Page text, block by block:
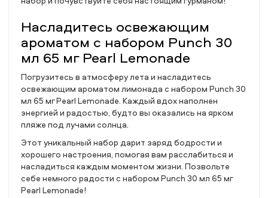
Насладитесь освежающим
ароматом с набором Punch 30
мл 65 мг Pearl Lemonade
Погрузитесь в атмосферу лета и насладитесь
освежающим ароматом лимонада с набором Punch 30
мл 65 мг Pearl Lemonade. Каждый вдох наполнен
энергией и радостью, будто вы оказались на ярком
пляже под лучами солнца.
Этот уникальный набор дарит заряд бодрости и
хорошего настроения, помогая вам расслабиться и
насладиться каждым моментом жизни. Позвольте
себе немного радости с набором Punch 30 мл 65 мг
Pearl Lemonade!